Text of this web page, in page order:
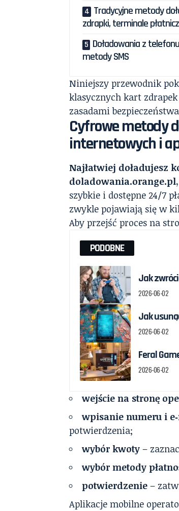
Tradycyjne metody
zdrapki, terminale
Doładowania z
metody SMS
Niniejszy przewodnik
klasycznych kart
zasadami
Cyfrowe metody
internetowych i
Najłatwiej doładujesz
szybkie i dostępne 24/7
zwykle pojawiają się w
Aby przejść proces na
PODOBNE
Jak
2026-06-02
Jak
2026-06-02
Feral
2026-06-02
wejście na stronę
wpisanie numeru i
potwierdzenia;
wybór kwoty –
wybór metody
potwierdzenie –
Aplikacje mobilne